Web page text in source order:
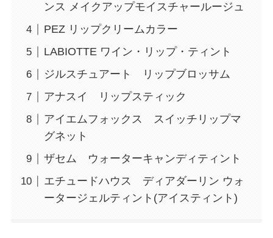
ンス メイクアップモイスチャールージュ
PEZ リップクリームカラー
LABIOTTE ワイン・リップ・ティント
ジルスチュアート リップブロッサム
アナスイ リップスティック
アイエムフォックス スイッチリップマ
グネット
ザセム ウォーターキャンディティント
エチュードハウス ディアダーリン ウォ
ータージェルティント(アイスティント)